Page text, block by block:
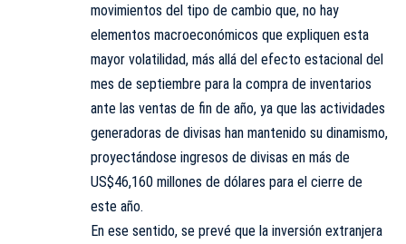
movimientos del tipo de cambio que, no hay
elementos macroeconómicos que expliquen esta
mayor volatilidad, más allá del efecto estacional del
mes de septiembre para la compra de inventarios
ante las ventas de fin de año, ya que las actividades
generadoras de divisas han mantenido su dinamismo,
proyectándose ingresos de divisas en más de
US$46,160 millones de dólares para el cierre de
este año.
En ese sentido, se prevé que la inversión extranjera